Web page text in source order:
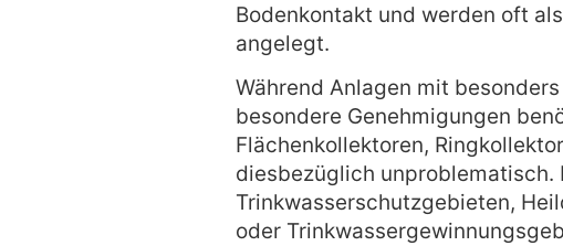
Bodenkontakt und werden oft
angelegt.
Während Anlagen mit
besondere Genehmigungen
Flächenkollektoren,
diesbezüglich unproblematisch.
Trinkwasserschutzgebieten,
oder